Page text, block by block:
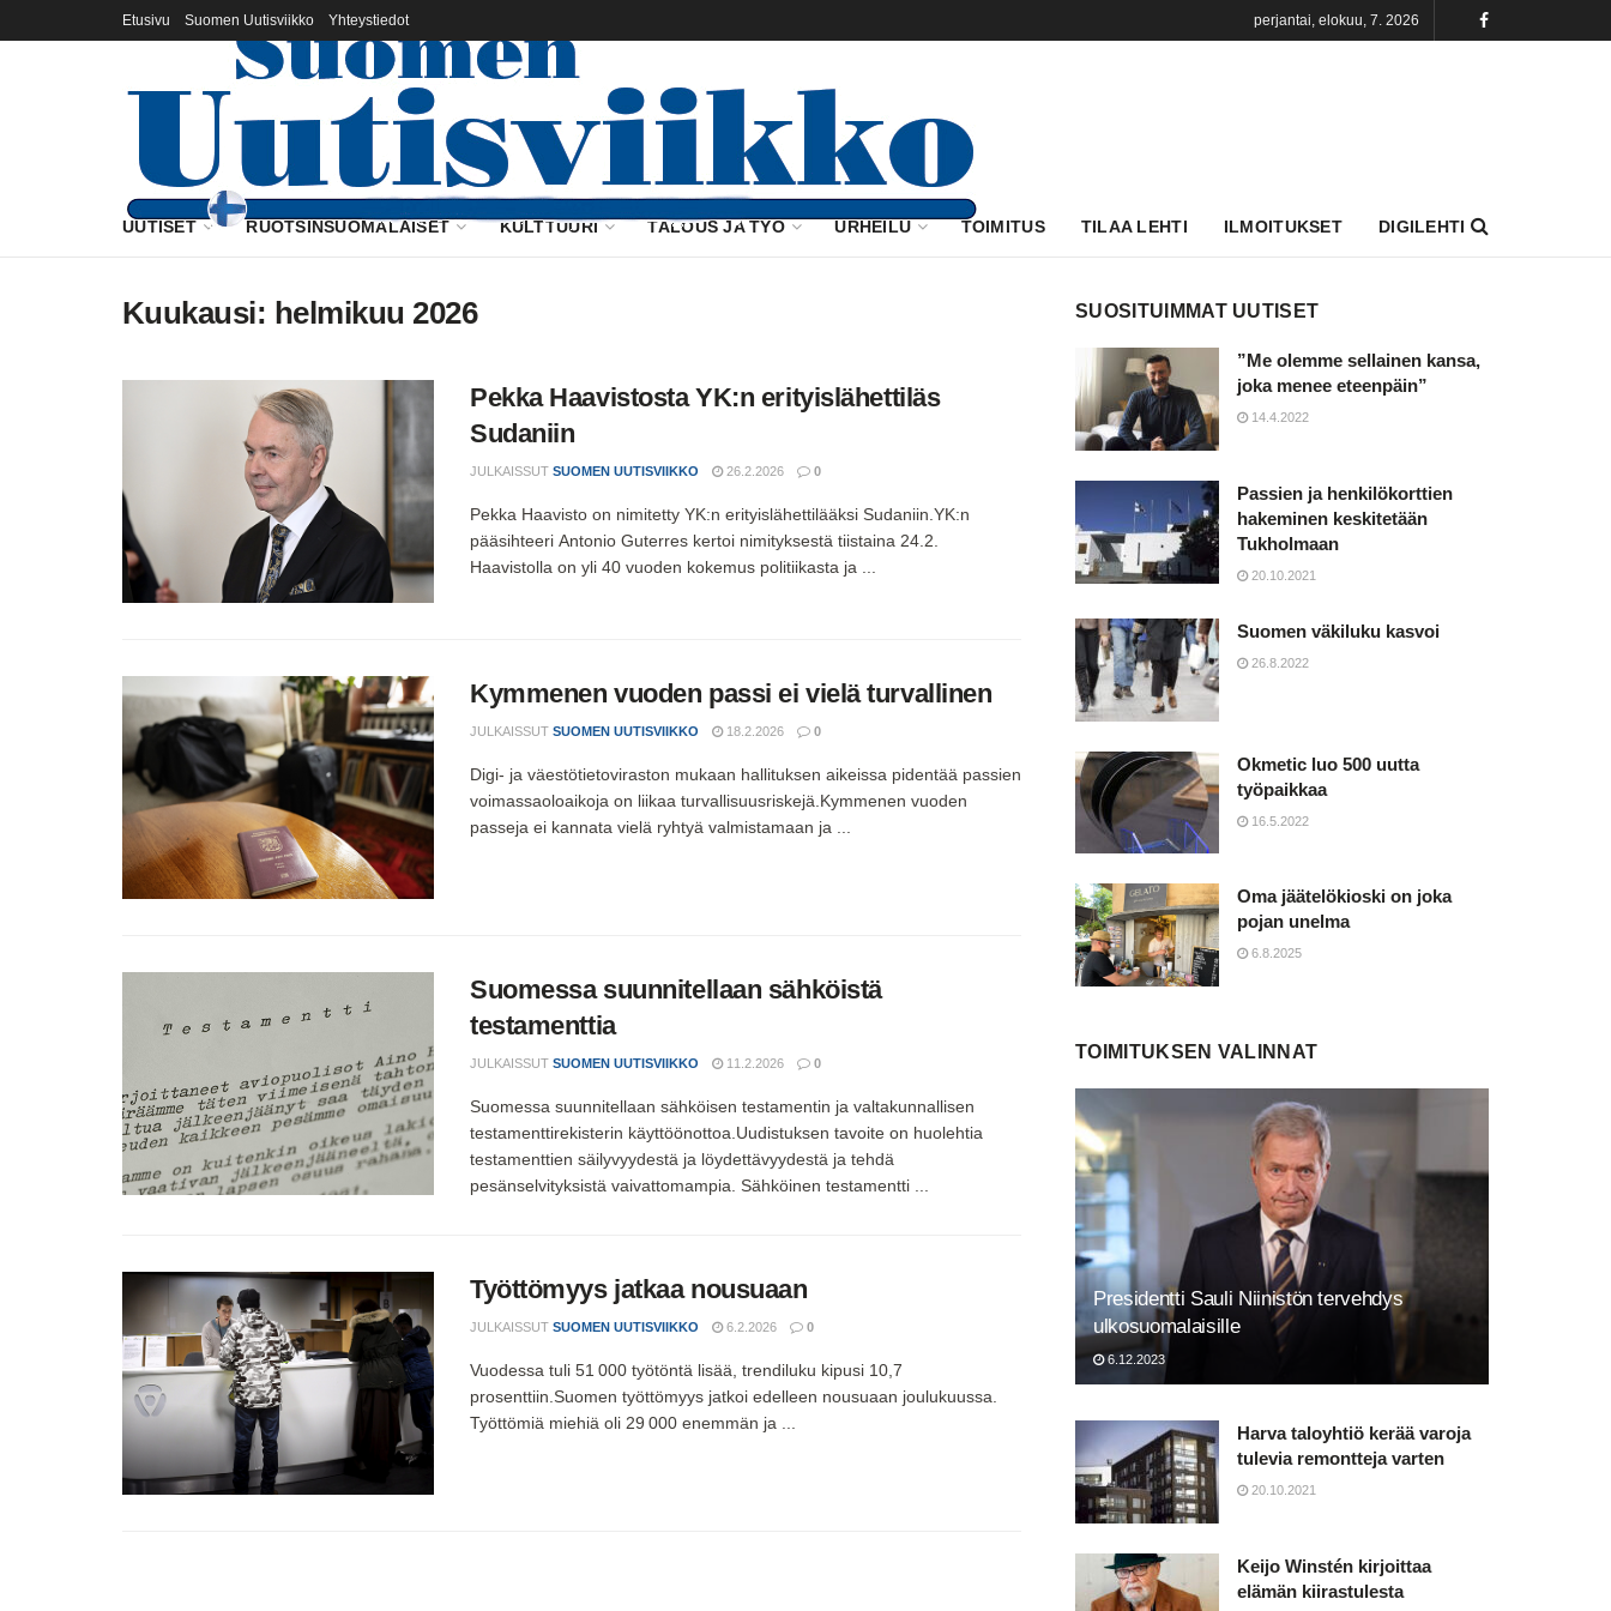
Etusivu Suomen Uutisviikko Yhteystiedot perjantai, elokuu, 7. 2026
UUTISET RUOTSINSUOMALAISET KULTTUURI TALOUS JA TYÖ URHEILU TOIMITUS TILAA LEHTI ILMOITUKSET DIGILEHTI
Kuukausi: helmikuu 2026
Pekka Haavistosta YK:n erityislähettiläs
Sudaniin
JULKAISSUT SUOMEN UUTISVIIKKO 26.2.2026 0
Pekka Haavisto on nimitetty YK:n erityislähettilääksi Sudaniin.YK:n
pääsihteeri Antonio Guterres kertoi nimityksestä tiistaina 24.2.
Haavistolla on yli 40 vuoden kokemus politiikasta ja ...
Kymmenen vuoden passi ei vielä turvallinen
JULKAISSUT SUOMEN UUTISVIIKKO 18.2.2026 0
Digi- ja väestötietoviraston mukaan hallituksen aikeissa pidentää passien
voimassaoloaikoja on liikaa turvallisuusriskejä.Kymmenen vuoden
passeja ei kannata vielä ryhtyä valmistamaan ja ...
Suomessa suunnitellaan sähköistä
testamenttia
JULKAISSUT SUOMEN UUTISVIIKKO 11.2.2026 0
Suomessa suunnitellaan sähköisen testamentin ja valtakunnallisen
testamenttirekisterin käyttöönottoa.Uudistuksen tavoite on huolehtia
testamenttien säilyvyydestä ja löydettävyydestä ja tehdä
pesänselvityksistä vaivattomampia. Sähköinen testamentti ...
Työttömyys jatkaa nousuaan
JULKAISSUT SUOMEN UUTISVIIKKO 6.2.2026 0
Vuodessa tuli 51 000 työtöntä lisää, trendiluku kipusi 10,7
prosenttiin.Suomen työttömyys jatkoi edelleen nousuaan joulukuussa.
Työttömiä miehiä oli 29 000 enemmän ja ...
SUOSITUIMMAT UUTISET
”Me olemme sellainen kansa,
joka menee eteenpäin”
14.4.2022
Passien ja henkilökorttien
hakeminen keskitetään
Tukholmaan
20.10.2021
Suomen väkiluku kasvoi
26.8.2022
Okmetic luo 500 uutta
työpaikkaa
16.5.2022
Oma jäätelökioski on joka
pojan unelma
6.8.2025
TOIMITUKSEN VALINNAT
Presidentti Sauli Niinistön tervehdys
ulkosuomalaisille
6.12.2023
Harva taloyhtiö kerää varoja
tulevia remontteja varten
20.10.2021
Keijo Winstén kirjoittaa
elämän kiirastulesta